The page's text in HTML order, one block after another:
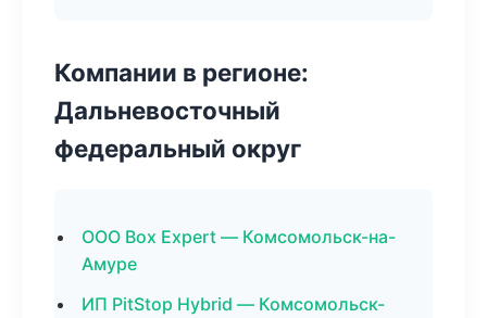
Компании в регионе:
Дальневосточный
федеральный округ
ООО Box Expert — Комсомольск-на-
Амуре
ИП PitStop Hybrid — Комсомольск-